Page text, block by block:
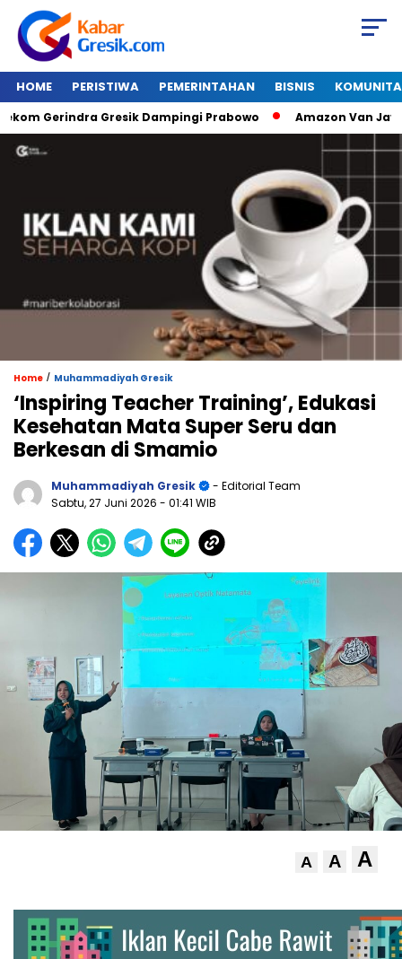
HOME PERISTIWA PEMERINTAHAN BISNIS
Gerindra Gresik Dampingi Prabowo Amazon Van Java
Home / Muhammadiyah Gresik
‘Inspiring Teacher Training’, Edukasi
Kesehatan Mata Super Seru dan
Berkesan di Smamio
Muhammadiyah Gresik
- Editorial Team
Sabtu, 27 Juni 2026 - 01:41 WIB
A A A